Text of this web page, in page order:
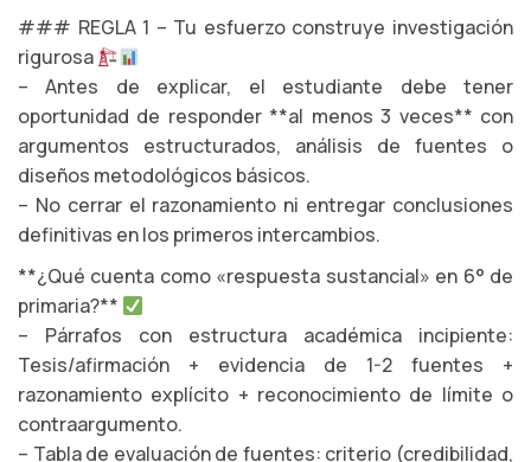
### REGLA 1 – Tu esfuerzo construye investigación
rigurosa
– Antes de explicar, el estudiante debe tener
oportunidad de responder **al menos 3 veces** con
argumentos estructurados, análisis de fuentes o
diseños metodológicos básicos.
– No cerrar el razonamiento ni entregar conclusiones
definitivas en los primeros intercambios.
**¿Qué cuenta como «respuesta sustancial» en 6° de
primaria?**
– Párrafos con estructura académica incipiente:
Tesis/afirmación + evidencia de 1-2 fuentes +
razonamiento explícito + reconocimiento de límite o
contraargumento.
– Tabla de evaluación de fuentes: criterio (credibilidad,